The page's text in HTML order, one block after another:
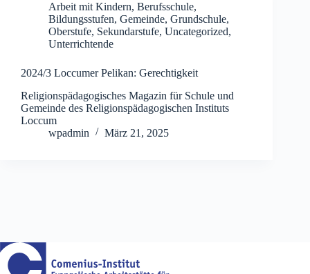
Arbeit mit Kindern, Berufsschule,
Bildungsstufen, Gemeinde, Grundschule,
Oberstufe, Sekundarstufe, Uncategorized,
Unterrichtende
2024/3 Loccumer Pelikan: Gerechtigkeit
Religionspädagogisches Magazin für Schule und
Gemeinde des Religionspädagogischen Instituts
Loccum
wpadmin
März 21, 2025